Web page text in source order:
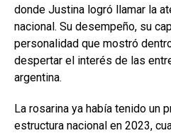
donde Justina logró llamar la
nacional. Su desempeño, su
personalidad que mostró
despertar el interés de las
argentina.
La rosarina ya había tenido un
estructura nacional en 2023,